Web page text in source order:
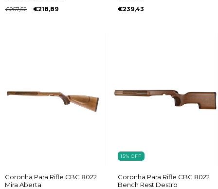
€257,52 €218,89 €239,43
Coronha Para Rifle CBC 8022
Mira Aberta
15% OFF
Coronha Para Rifle CBC 8022
Bench Rest Destro